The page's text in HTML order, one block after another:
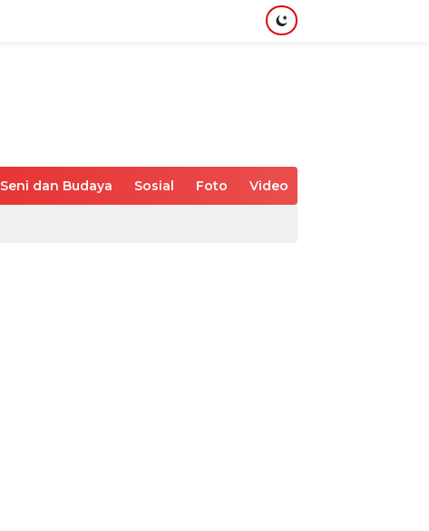
Seni dan Budaya Sosial Foto Video